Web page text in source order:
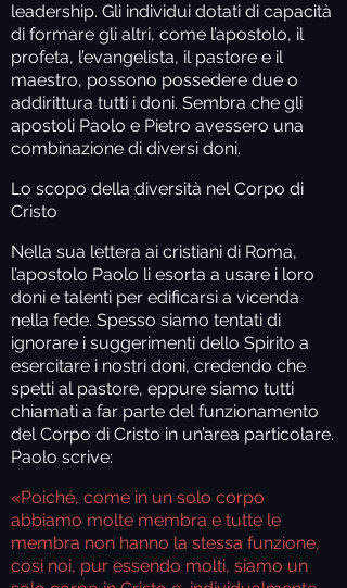
leadership. Gli individui dotati di capacità
di formare gli altri, come l’apostolo, il
profeta, l’evangelista, il pastore e il
maestro, possono possedere due o
addirittura tutti i doni. Sembra che gli
apostoli Paolo e Pietro avessero una
combinazione di diversi doni.
Lo scopo della diversità nel Corpo di
Cristo
Nella sua lettera ai cristiani di Roma,
l’apostolo Paolo li esorta a usare i loro
doni e talenti per edificarsi a vicenda
nella fede. Spesso siamo tentati di
ignorare i suggerimenti dello Spirito a
esercitare i nostri doni, credendo che
spetti al pastore, eppure siamo tutti
chiamati a far parte del funzionamento
del Corpo di Cristo in un’area particolare.
Paolo scrive:
«Poiché, come in un solo corpo
abbiamo molte membra e tutte le
membra non hanno la stessa funzione,
così noi, pur essendo molti, siamo un